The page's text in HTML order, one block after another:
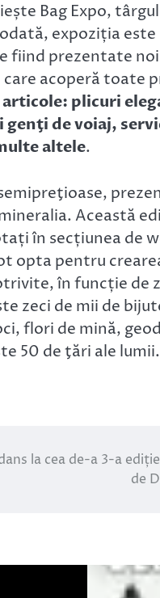
Bag Expo,
expoziția
fiind prezentate
care acoperă
plicuri
de voiaj,
altele.
Această
în secțiunea de
opta pentru
în funcție de
zeci de mii de
flori de mină,
50 de ţări ale lumii.
la cea de-a 3-a
de